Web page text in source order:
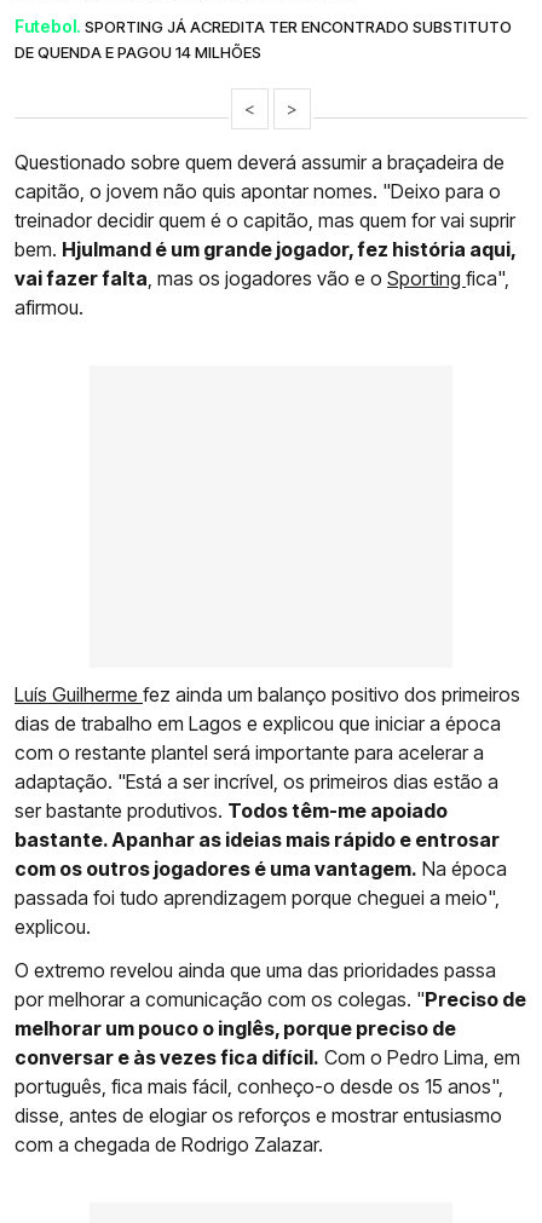
Futebol. SPORTING JÁ ACREDITA TER ENCONTRADO SUBSTITUTO
DE QUENDA E PAGOU 14 MILHÕES
< >
Questionado sobre quem deverá assumir a braçadeira de
capitão, o jovem não quis apontar nomes. "Deixo para o
treinador decidir quem é o capitão, mas quem for vai suprir
bem. Hjulmand é um grande jogador, fez história aqui,
vai fazer falta , mas os jogadores vão e o Sporting fica",
afirmou.
Luís Guilherme fez ainda um balanço positivo dos primeiros
dias de trabalho em Lagos e explicou que iniciar a época
com o restante plantel será importante para acelerar a
adaptação. "Está a ser incrível, os primeiros dias estão a
ser bastante produtivos. Todos têm-me apoiado
bastante. Apanhar as ideias mais rápido e entrosar
com os outros jogadores é uma vantagem. Na época
passada foi tudo aprendizagem porque cheguei a meio",
explicou.
O extremo revelou ainda que uma das prioridades passa
por melhorar a comunicação com os colegas. "Preciso de
melhorar um pouco o inglês, porque preciso de
conversar e às vezes fica difícil. Com o Pedro Lima, em
português, fica mais fácil, conheço-o desde os 15 anos",
disse, antes de elogiar os reforços e mostrar entusiasmo
com a chegada de Rodrigo Zalazar.